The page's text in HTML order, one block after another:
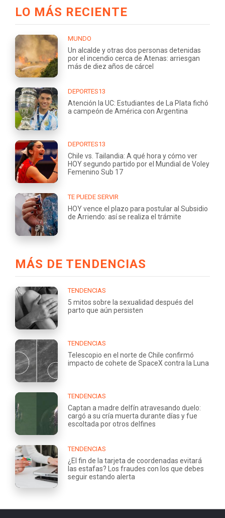
LO MÁS RECIENTE
MUNDO
Un alcalde y otras dos personas detenidas
por el incendio cerca de Atenas: arriesgan
más de diez años de cárcel
DEPORTES13
Atención la UC: Estudiantes de La Plata fichó
a campeón de América con Argentina
DEPORTES13
Chile vs. Tailandia: A qué hora y cómo ver
HOY segundo partido por el Mundial de Voley
Femenino Sub 17
TE PUEDE SERVIR
HOY vence el plazo para postular al Subsidio
de Arriendo: así se realiza el trámite
MÁS DE TENDENCIAS
TENDENCIAS
5 mitos sobre la sexualidad después del
parto que aún persisten
TENDENCIAS
Telescopio en el norte de Chile confirmó
impacto de cohete de SpaceX contra la Luna
TENDENCIAS
Captan a madre delfín atravesando duelo:
cargó a su cría muerta durante días y fue
escoltada por otros delfines
TENDENCIAS
¿El fin de la tarjeta de coordenadas evitará
las estafas? Los fraudes con los que debes
seguir estando alerta